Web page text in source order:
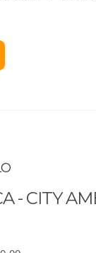
- CITY